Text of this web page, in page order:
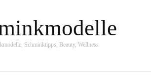
Schminktipps, Beauty, Wellness